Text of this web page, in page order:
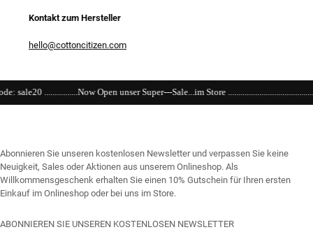
Kontakt zum Hersteller
hello@cottoncitizen.com
Open unser Super---Sale...im Store
Abonnieren Sie unseren kostenlosen Newsletter und verpassen Sie keine
Neuigkeit, Sales oder Aktionen aus unserem Onlineshop. Als
Willkommensgeschenk erhalten Sie einen 10% Gutschein für Ihren ersten
Einkauf im Onlineshop oder bei uns im Store.
ABONNIEREN SIE UNSEREN KOSTENLOSEN NEWSLETTER